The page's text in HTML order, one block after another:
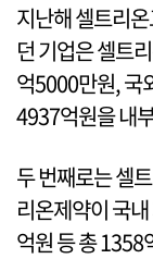
지난해 셀트리
던 기업은 셀트
억5000만원, 국
4937억원을 내
두 번째로는 셀
리온제약이 국
억원 등 총 1358